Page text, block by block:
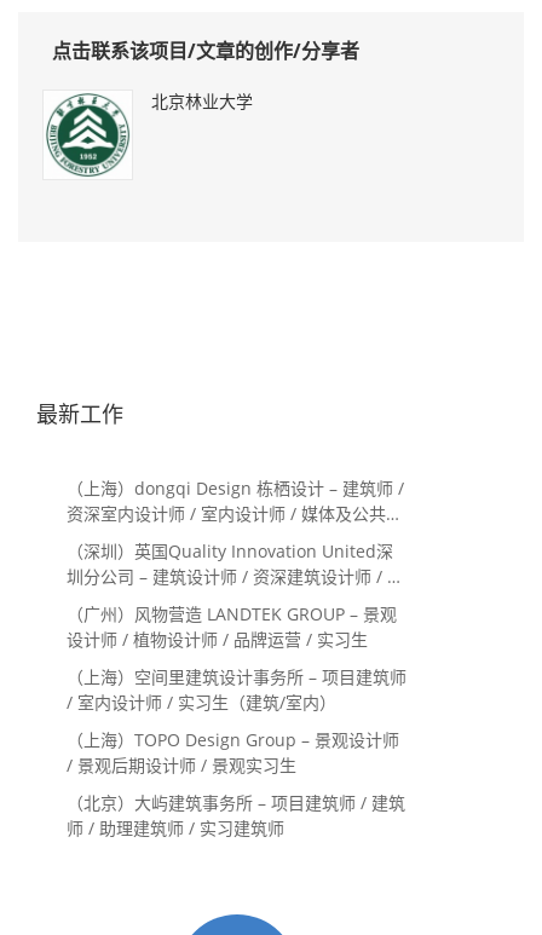
点击联系该项目/文章的创作/分享者
北京林业大学
最新工作
（上海）dongqi Design 栋栖设计 – 建筑师 /
资深室内设计师 / 室内设计师 / 媒体及公共关
系主管 / 设计实习生（常年招聘）
（深圳）英国Quality Innovation United深
圳分公司 – 建筑设计师 / 资深建筑设计师 / 室
内设计师 / 设计实习生
（广州）风物营造 LANDTEK GROUP – 景观
设计师 / 植物设计师 / 品牌运营 / 实习生
（上海）空间里建筑设计事务所 – 项目建筑师
/ 室内设计师 / 实习生（建筑/室内）
（上海）TOPO Design Group – 景观设计师
/ 景观后期设计师 / 景观实习生
（北京）大屿建筑事务所 – 项目建筑师 / 建筑
师 / 助理建筑师 / 实习建筑师